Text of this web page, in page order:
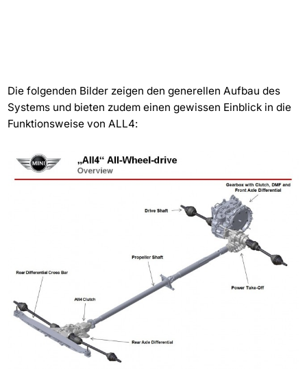
Die folgenden Bilder zeigen den generellen Aufbau des
Systems und bieten zudem einen gewissen Einblick in die
Funktionsweise von ALL4: